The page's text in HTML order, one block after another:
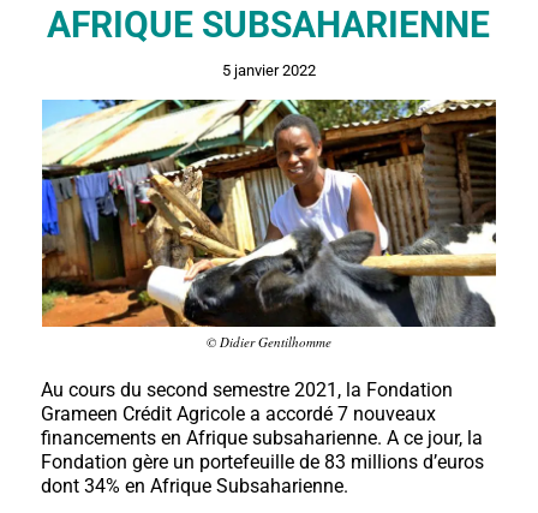
AFRIQUE SUBSAHARIENNE
5 janvier 2022
© Didier Gentilhomme
Au cours du second semestre 2021, la Fondation
Grameen Crédit Agricole a accordé 7 nouveaux
financements en Afrique subsaharienne. A ce jour, la
Fondation gère un portefeuille de 83 millions d’euros
dont 34% en Afrique Subsaharienne.